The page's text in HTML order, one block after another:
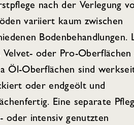
nach der Verlegung
variiert kaum zwischen
Bodenbehandlungen.
Velvet- oder Pro-Oberflächen
Öl-Oberflächen sind
oder endgeölt und
Eine separate
oder intensiv genutzten